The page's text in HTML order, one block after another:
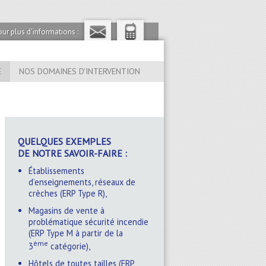
plus d'informations :
NOS DOMAINES D'INTERVENTION
QUELQUES EXEMPLES
DE NOTRE SAVOIR-FAIRE :
Établissements
d’enseignements, réseaux de
crèches (ERP Type R),
Magasins de vente à
problématique sécurité incendie
(ERP Type M à partir de la
3ème catégorie),
Hôtels de toutes tailles (ERP